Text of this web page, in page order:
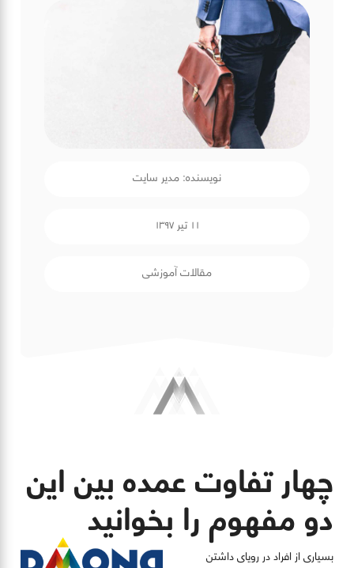
نویسنده: مدیر سایت
۱۱ تیر ۱۳۹۷
مقالات آموزشی
چهار تفاوت عمده بین این
دو مفهوم را بخوانید
بسیاری از افراد در رویای داشتن